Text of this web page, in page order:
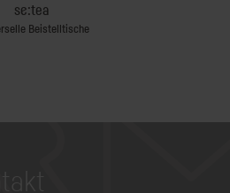
se:tea
Beistelltische